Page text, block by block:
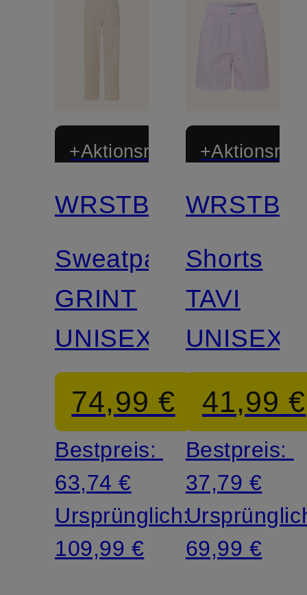
+Aktionsrabatt
WRSTBHVR
Sweatpants
GRINT
UNISEX
74,99 €
Bestpreis:
63,74 €
Ursprünglich:
109,99 €
Shorts
TAVI
UNISEX
41,99 €
Bestpreis:
37,79 €
69,99 €